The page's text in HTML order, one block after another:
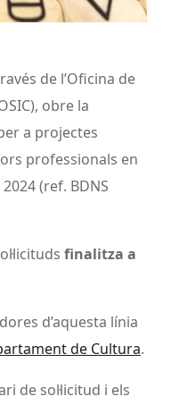
de l’Oficina de
obre la
a projectes
professionals en
(ref. BDNS
finalitza a
d’aquesta línia
de Cultura.
de sol·licitud i els